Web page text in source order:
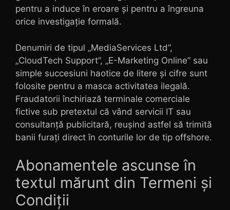
pentru a induce în eroare și pentru a îngreuna
orice investigație formală.
Denumiri de tipul „MediaServices Ltd”,
„CloudTech Support”, „E-Marketing Online” sau
simple succesiuni haotice de litere și cifre sunt
folosite pentru a masca activitatea ilegală.
Fraudatorii închiriază terminale comerciale
fictive sub pretextul că vând servicii IT sau
consultanță publicitară, reușind astfel să trimită
banii furați direct în conturile lor de tip offshore.
Abonamentele ascunse în
textul mărunt din Termeni și
Condiții